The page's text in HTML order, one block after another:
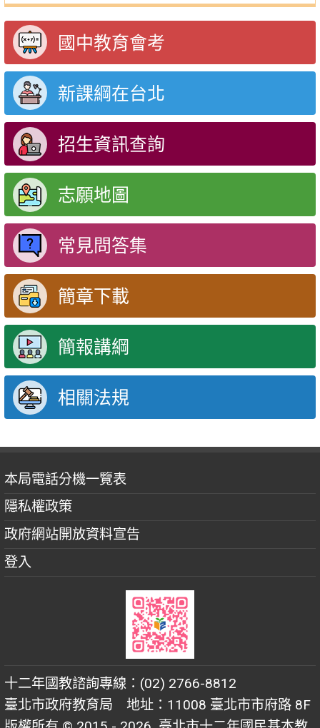
國中教育會考
新課綱在台北
招生資訊查詢
志願地圖
常見問答集
簡章下載
簡報講綱
相關法規
本局電話分機一覽表
隱私權政策
政府網站開放資料宣告
登入
十二年國教諮詢專線：(02) 2766-8812
臺北市政府教育局 地址：11008 臺北市市府路 8F